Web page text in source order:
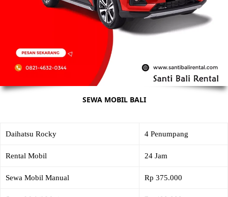
SEWA MOBIL BALI
Daihatsu Rocky 4 Penumpang
Rental Mobil 24 Jam
Sewa Mobil Manual Rp 375.000